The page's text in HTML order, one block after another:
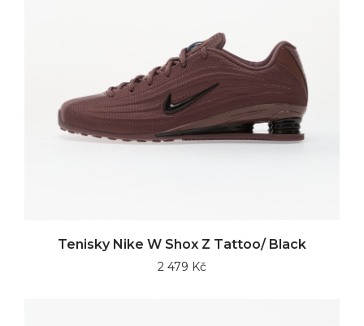
Tenisky Nike W Shox Z Tattoo/ Black
2 479 Kč